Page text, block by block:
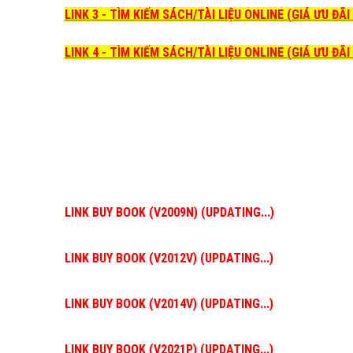
LINK 3 - TÌM KIẾM SÁCH/TÀI LIỆU ONLINE (GIÁ ƯU
LINK 4 - TÌM KIẾM SÁCH/TÀI LIỆU ONLINE (GIÁ ƯU
LINK BUY BOOK (V2009N) (UPDATING...)
LINK BUY BOOK (V2012V) (UPDATING...)
LINK BUY BOOK (V2014V) (UPDATING...)
LINK BUY BOOK (V2021P) (UPDATING...)